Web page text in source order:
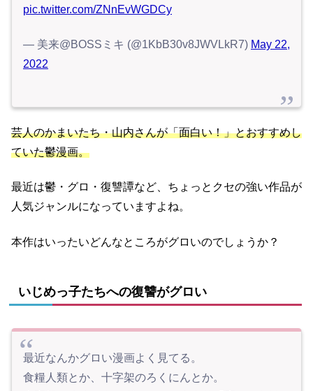
pic.twitter.com/ZNnEvWGDCy
— 美来@BOSSミキ (@1KbB30v8JWVLkR7) May 22,
2022
芸人のかまいたち・山内さんが「面白い！」とおすすめし
ていた鬱漫画。
最近は鬱・グロ・復讐譚など、ちょっとクセの強い作品が
人気ジャンルになっていますよね。
本作はいったいどんなところがグロいのでしょうか？
いじめっ子たちへの復讐がグロい
最近なんかグロい漫画よく見てる。
食糧人類とか、十字架のろくにんとか。